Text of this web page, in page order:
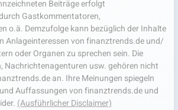
Beiträge erfolgt
Gastkommentatoren,
o.ä. Demzufolge kann bezüglich der Inhalte
Anlageinteressen von finanztrends.de und/
oder Organen zu sprechen sein. Die
Nachrichtenagenturen usw. gehören nicht
an. Ihre Meinungen spiegeln
Auffassungen von finanztrends.de und
(Ausführlicher Disclaimer)